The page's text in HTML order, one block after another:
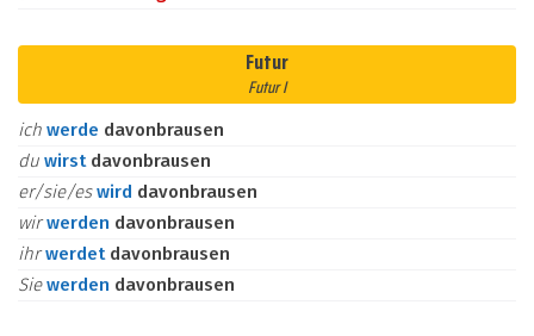
Futur
Futur I
ich werde davonbrausen
du wirst davonbrausen
er/sie/eswird davonbrausen
wirwerden davonbrausen
ihrwerdet davonbrausen
Siewerden davonbrausen